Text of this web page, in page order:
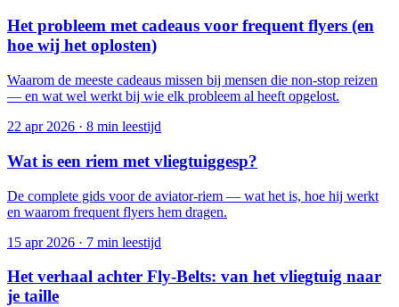
Het probleem met cadeaus voor frequent flyers (en
hoe wij het oplosten)
Waarom de meeste cadeaus missen bij mensen die non-stop reizen
— en wat wel werkt bij wie elk probleem al heeft opgelost.
22 apr 2026 · 8 min leestijd
Wat is een riem met vliegtuiggesp?
De complete gids voor de aviator-riem — wat het is, hoe hij werkt
en waarom frequent flyers hem dragen.
15 apr 2026 · 7 min leestijd
Het verhaal achter Fly-Belts: van het vliegtuig naar
je taille